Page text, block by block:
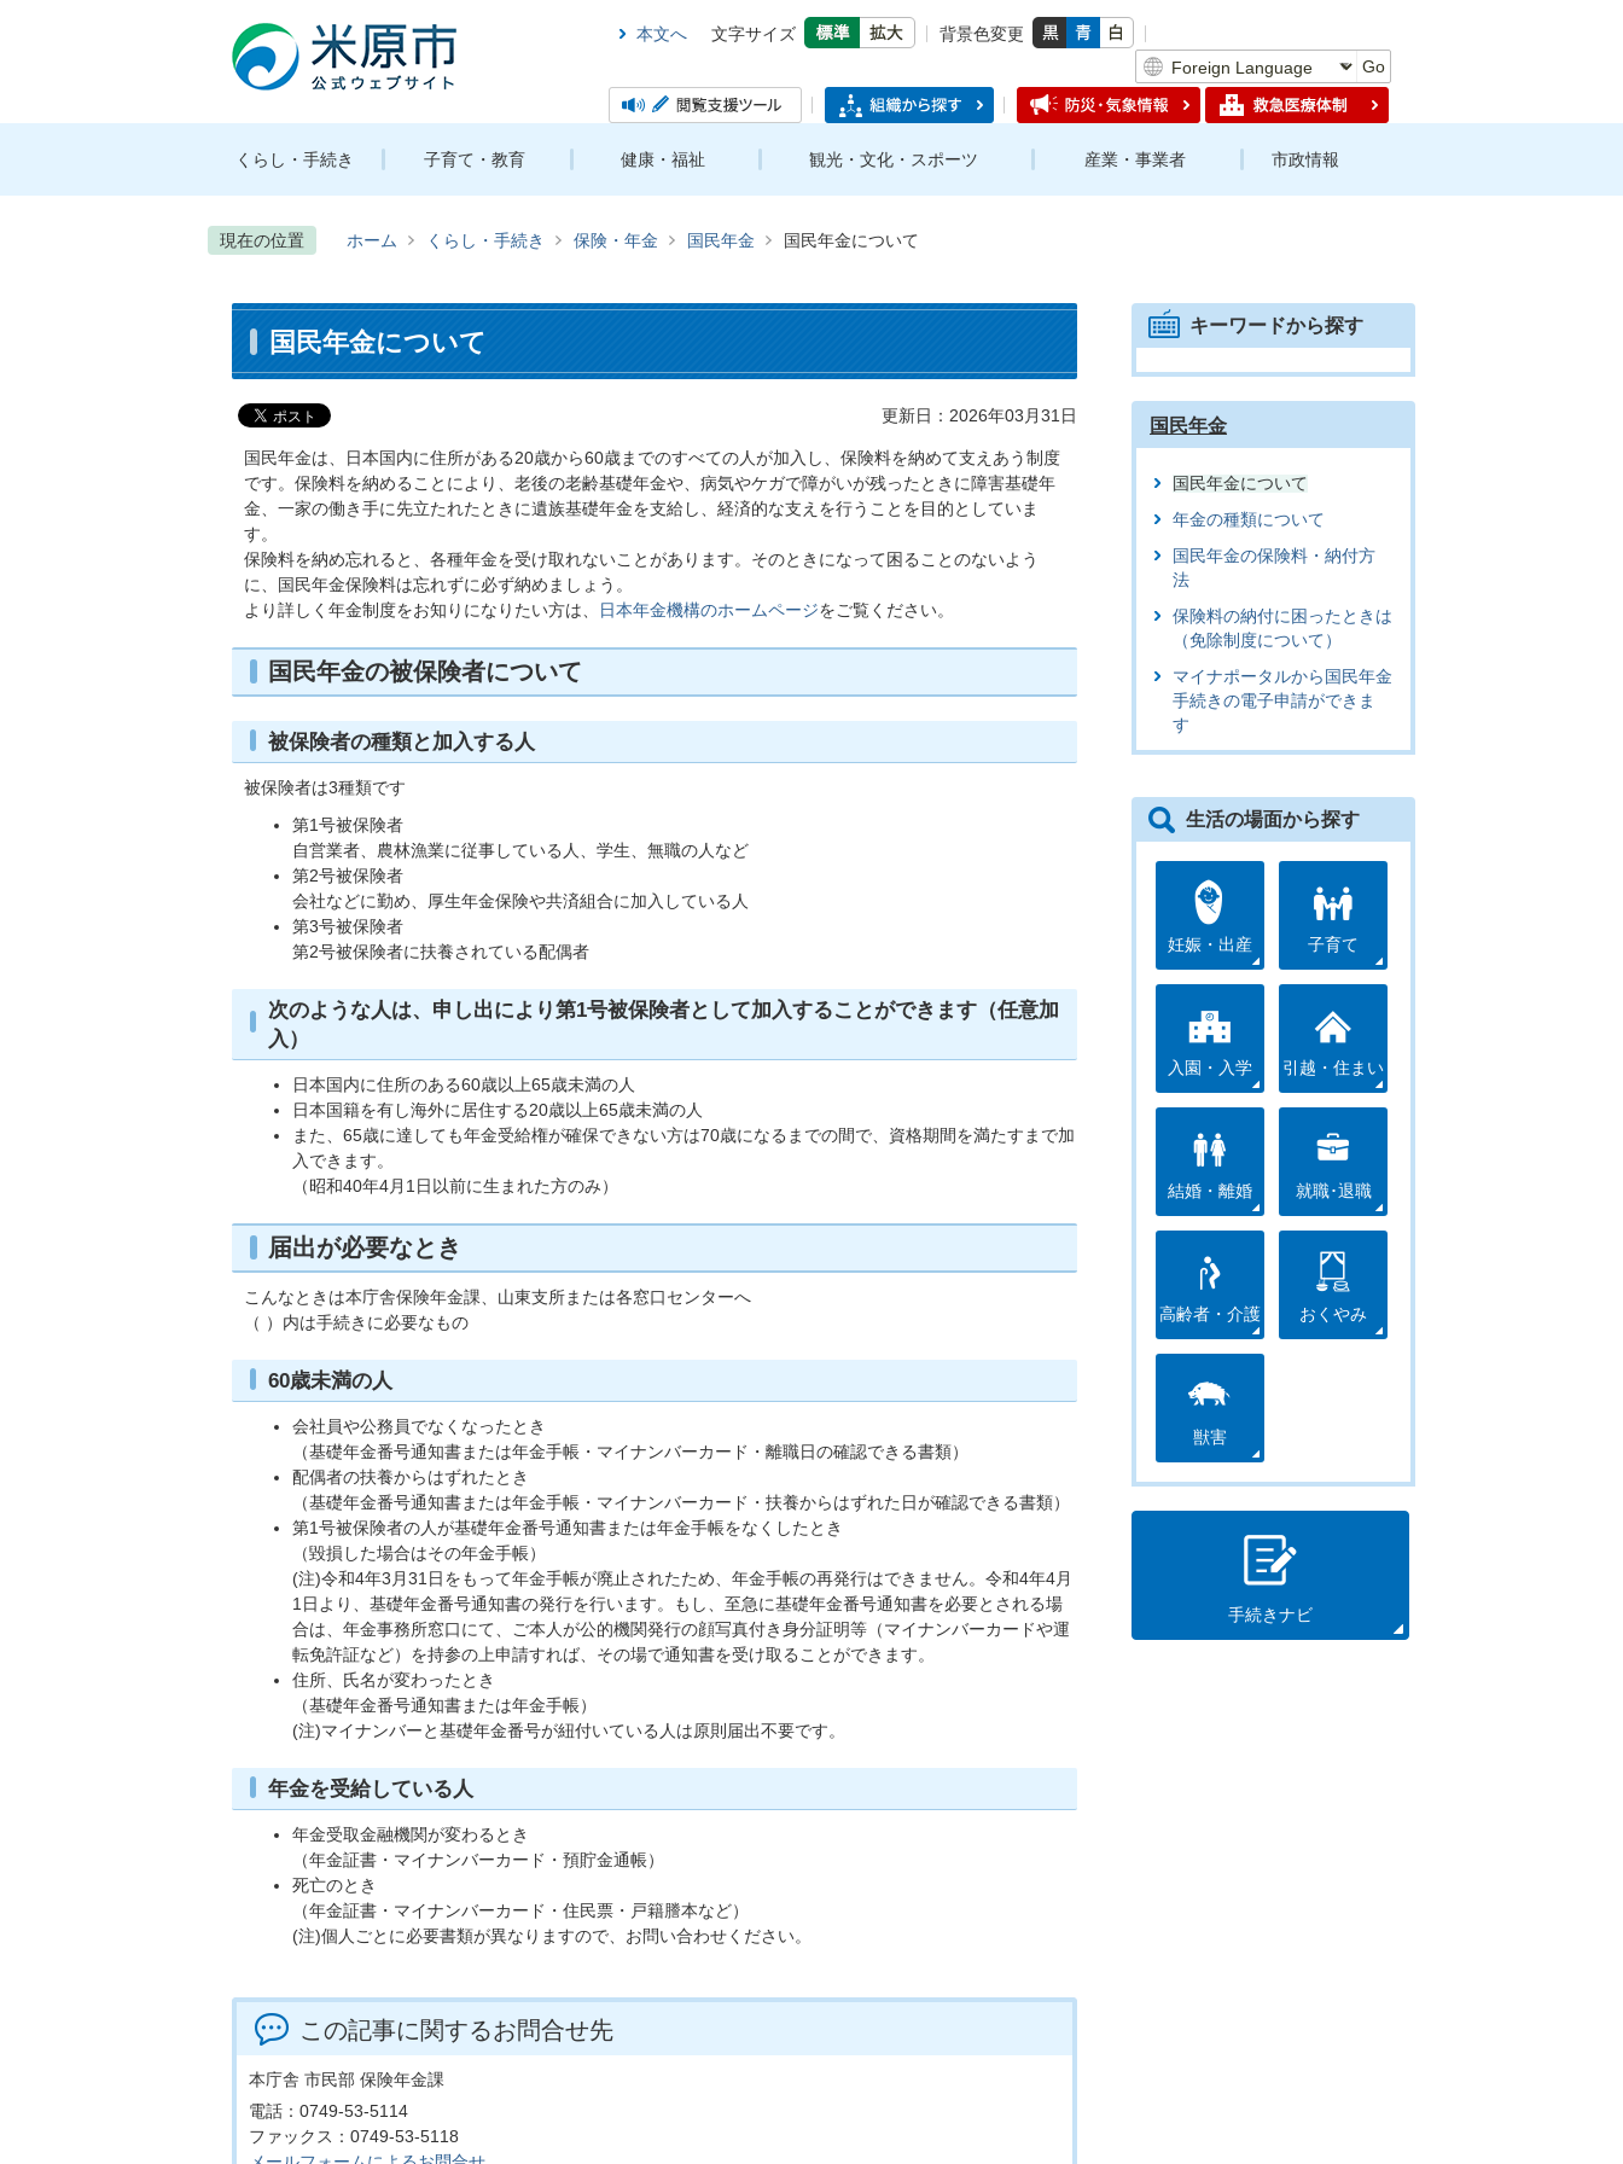
本文へ 文字サイズ
背景色変更
Go
くらし・手続き 子育て・教育 健康・福祉 観光・文化・スポーツ 産業・事業者 市政情報
現在の位置 ホーム くらし・手続き 保険・年金 国民年金 国民年金について
国民年金について
更新日：2026年03月31日
国民年金は、日本国内に住所がある20歳から60歳までのすべての人が加入し、保険料を納めて支えあう制度
です。保険料を納めることにより、老後の老齢基礎年金や、病気やケガで障がいが残ったときに障害基礎年
金、一家の働き手に先立たれたときに遺族基礎年金を支給し、経済的な支えを行うことを目的としていま
す。
保険料を納め忘れると、各種年金を受け取れないことがあります。そのときになって困ることのないよう
に、国民年金保険料は忘れずに必ず納めましょう。
より詳しく年金制度をお知りになりたい方は、
日本年金機構のホームページをご覧ください。
国民年金の被保険者について
被保険者の種類と加入する人
被保険者は3種類です
第1号被保険者
自営業者、農林漁業に従事している人、学生、無職の人など
第2号被保険者
会社などに勤め、厚生年金保険や共済組合に加入している人
第3号被保険者
第2号被保険者に扶養されている配偶者
次のような人は、申し出により第1号被保険者として加入することができます（任意加
入）
日本国内に住所のある60歳以上65歳未満の人
日本国籍を有し海外に居住する20歳以上65歳未満の人
また、65歳に達しても年金受給権が確保できない方は70歳になるまでの間で、資格期間を満たすまで加
入できます。
（昭和40年4月1日以前に生まれた方のみ）
届出が必要なとき
こんなときは本庁舎保険年金課、山東支所または各窓口センターへ
（ ）内は手続きに必要なもの
60歳未満の人
会社員や公務員でなくなったとき
（基礎年金番号通知書または年金手帳・マイナンバーカード・離職日の確認できる書類）
配偶者の扶養からはずれたとき
（基礎年金番号通知書または年金手帳・マイナンバーカード・扶養からはずれた日が確認できる書類）
第1号被保険者の人が基礎年金番号通知書または年金手帳をなくしたとき
（毀損した場合はその年金手帳）
(注)令和4年3月31日をもって年金手帳が廃止されたため、年金手帳の再発行はできません。令和4年4月
1日より、基礎年金番号通知書の発行を行います。もし、至急に基礎年金番号通知書を必要とされる場
合は、年金事務所窓口にて、ご本人が公的機関発行の顔写真付き身分証明等（マイナンバーカードや運
転免許証など）を持参の上申請すれば、その場で通知書を受け取ることができます。
住所、氏名が変わったとき
（基礎年金番号通知書または年金手帳）
(注)マイナンバーと基礎年金番号が紐付いている人は原則届出不要です。
年金を受給している人
年金受取金融機関が変わるとき
（年金証書・マイナンバーカード・預貯金通帳）
死亡のとき
（年金証書・マイナンバーカード・住民票・戸籍謄本など）
(注)個人ごとに必要書類が異なりますので、お問い合わせください。
この記事に関するお問合せ先
本庁舎 市民部 保険年金課
電話：0749-53-5114
ファックス：0749-53-5118
キーワードから探す
国民年金
国民年金について
年金の種類について
国民年金の保険料・納付方
法
保険料の納付に困ったときは
（免除制度について）
マイナポータルから国民年金
手続きの電子申請ができま
す
生活の場面から探す
妊娠・出産 子育て
入園・入学 引越・住まい
結婚・離婚 就職･退職
高齢者・介護 おくやみ
獣害
手続きナビ